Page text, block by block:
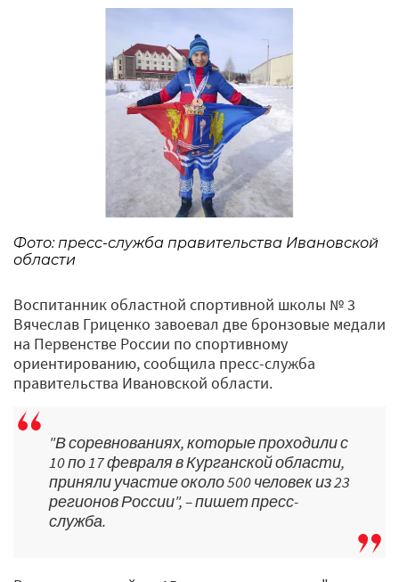
Фото: пресс-служба правительства Ивановской
области
Воспитанник областной спортивной школы № 3
Вячеслав Гриценко завоевал две бронзовые медали
на Первенстве России по спортивному
ориентированию, сообщила пресс-служба
правительства Ивановской области.
"В соревнованиях, которые проходили с
10 по 17 февраля в Курганской области,
приняли участие около 500 человек из 23
регионов России", – пишет пресс-
служба.